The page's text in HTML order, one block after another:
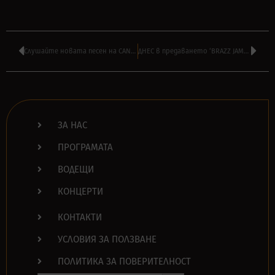
Слушайте новата песен на CANNIBAL CORPSE – ‘Murderous Rampage’ ДНЕС в предаването ‘BRAZZ JAMBOREE’ на ВИЛИ СТОЯНОВ от 14:00
ЗА НАС
ПРОГРАМАТА
ВОДЕЩИ
КОНЦЕРТИ
КОНТАКТИ
УСЛОВИЯ ЗА ПОЛЗВАНЕ
ПОЛИТИКА ЗА ПОВЕРИТЕЛНОСТ